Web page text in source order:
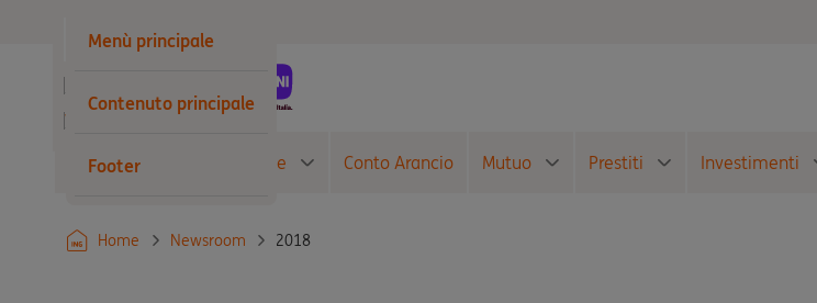
Menù principale
Contenuto principale
Footer
Privati
Wholesale
Conto Corrente Carte Conto Arancio Mutuo Prestiti Investimenti
Home Newsroom 2018